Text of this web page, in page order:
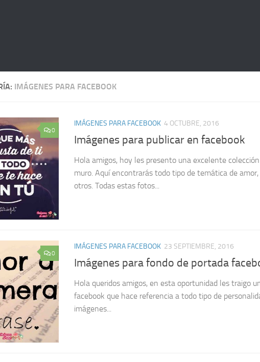
IMÁGENES PARA FACEBOOK
0
IMÁGENES PARA FACEBOOK 4 OCTUBRE, 2016
Imágenes para publicar en facebook
Hola amigos, hoy les presento una excelente
muro. Aquí encontrarás todo tipo de temática de
otros. Todas estas fotos...
0
IMÁGENES PARA FACEBOOK 23 SEPTIEMBRE, 2016
Imágenes para fondo de portada
Hola queridos amigos, en esta oportunidad les traigo
facebook que hace referencia a todo tipo de
imágenes...